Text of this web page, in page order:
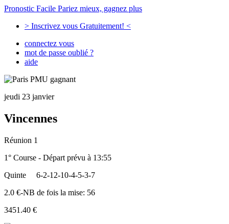
Pronostic Facile Pariez mieux, gagnez plus
> Inscrivez vous Gratuitement! <
connectez vous
mot de passe oublié ?
aide
jeudi 23 janvier
Vincennes
Réunion 1
1° Course - Départ prévu à 13:55
Quinte
6-2-12-10-4-5-3-7
2.0 €-NB de fois la mise: 56
3451.40 €